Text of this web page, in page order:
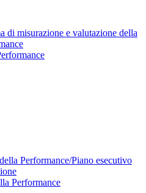
di misurazione e valutazione della
Performance/Piano esecutivo
Performance